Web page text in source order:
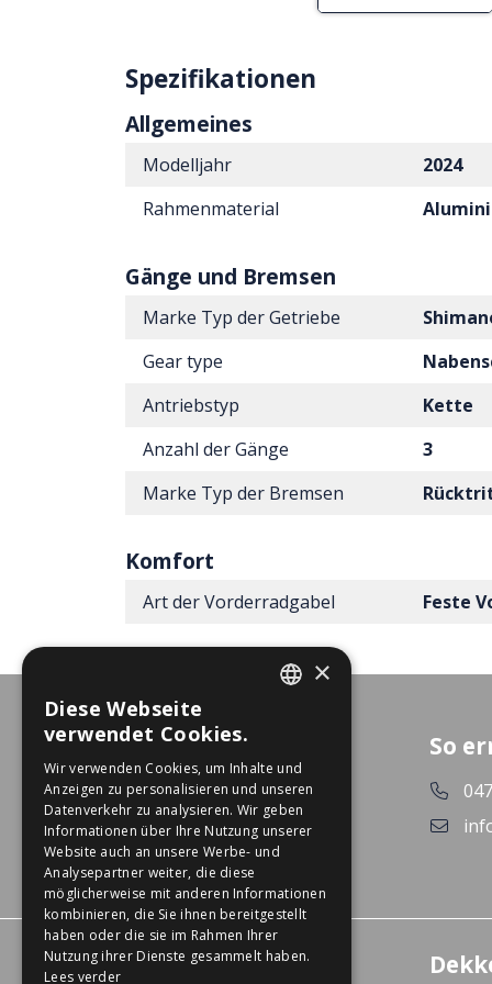
Spezifikationen
Allgemeines
Modelljahr
2024
Rahmenmaterial
Gänge und Bremsen
Marke Typ der Getriebe
Gear type
Antriebstyp
Kette
Anzahl der Gänge
3
Marke Typ der Bremsen
Komfort
Art der Vorderradgabel Feste
So
Erlebniszentrum
×
Diese Webseite
verwendet Cookies.
Wir verwenden Cookies, um Inhalte und
Anzeigen zu personalisieren und unseren
Datenverkehr zu analysieren. Wir geben
Informationen über Ihre Nutzung unserer
Website auch an unsere Werbe- und
Analysepartner weiter, die diese
möglicherweise mit anderen Informationen
kombinieren, die Sie ihnen bereitgestellt
haben oder die sie im Rahmen Ihrer
Nutzung ihrer Dienste gesammelt haben.
Lees verder